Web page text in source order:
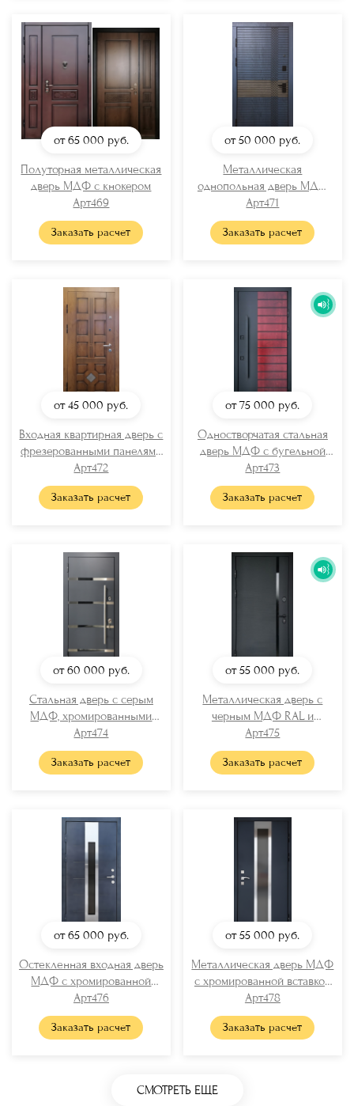
от 65 000 руб.
Полуторная металлическая
дверь МДФ с кнокером
Арт469
Заказать расчет
от 50 000 руб.
Металлическая
однопольная дверь МДФ
RAL
Арт471
Заказать расчет
от 45 000 руб.
Входная квартирная дверь с
фрезерованными панелями
МДФ
Арт472
Заказать расчет
от 75 000 руб.
Одностворчатая стальная
дверь МДФ с бугельной
ручкой
Арт473
Заказать расчет
от 60 000 руб.
Стальная дверь с серым
МДФ, хромированными
вставками и бугельной
ручкой
Арт474
Заказать расчет
от 55 000 руб.
Металлическая дверь с
черным МДФ RAL и
вертикальной стеклянной
полосой
Арт475
Заказать расчет
от 65 000 руб.
Остекленная входная дверь
МДФ с хромированной
вставкой
Арт476
Заказать расчет
от 55 000 руб.
Металлическая дверь МДФ
с хромированной вставкой
и стеклом
Арт478
Заказать расчет
СМОТРЕТЬ ЕЩЕ